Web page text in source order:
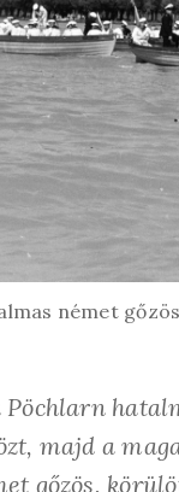
német
majd a
gőzös,